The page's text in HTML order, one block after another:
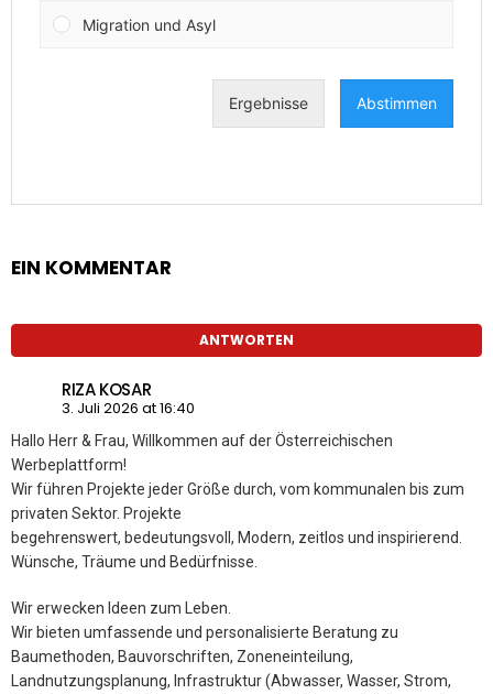
EIN KOMMENTAR
ANTWORTEN
RIZA KOSAR
3. Juli 2026 at 16:40
Hallo Herr & Frau, Willkommen auf der Österreichischen
Werbeplattform!
Wir führen Projekte jeder Größe durch, vom kommunalen bis zum
privaten Sektor. Projekte
begehrenswert, bedeutungsvoll, Modern, zeitlos und inspirierend.
Wünsche, Träume und Bedürfnisse.
Wir erwecken Ideen zum Leben.
Wir bieten umfassende und personalisierte Beratung zu
Baumethoden, Bauvorschriften, Zoneneinteilung,
Landnutzungsplanung, Infrastruktur (Abwasser, Wasser, Strom,